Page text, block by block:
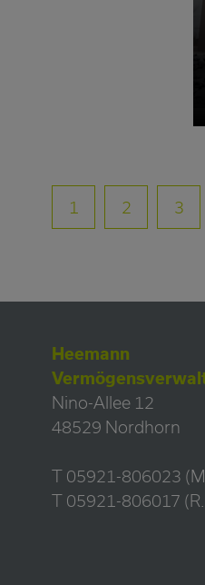
1 2 3
Heemann
Nino-Allee 12
48529 Nordhorn
T 05921-806023
T 05921-806017